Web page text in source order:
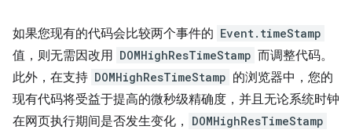
如果您现有的代码会比较两个事件的 Event.timeStamp
值，则无需因改用 DOMHighResTimeStamp 而调整代码。
此外，在支持 DOMHighResTimeStamp 的浏览器中，您的
现有代码将受益于提高的微秒级精确度，并且无论系统时钟
在网页执行期间是否发生变化，
DOMHighResTimeStamp